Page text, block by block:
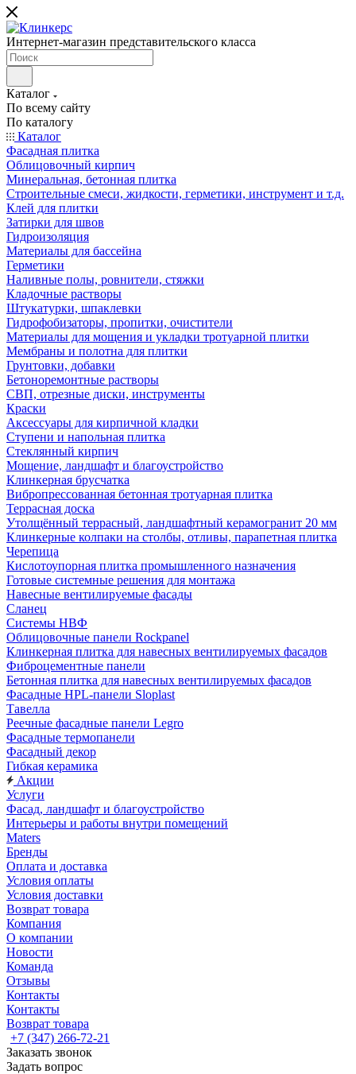
Интернет-магазин представительского класса
Каталог
По всему сайту
По каталогу
Каталог
Фасадная плитка
Облицовочный кирпич
Минеральная, бетонная плитка
Строительные смеси, жидкости, герметики, инструмент и т.д.
Клей для плитки
Затирки для швов
Гидроизоляция
Материалы для бассейна
Герметики
Наливные полы, ровнители, стяжки
Кладочные растворы
Штукатурки, шпаклевки
Гидрофобизаторы, пропитки, очистители
Материалы для мощения и укладки тротуарной плитки
Мембраны и полотна для плитки
Грунтовки, добавки
Бетоноремонтные растворы
СВП, отрезные диски, инструменты
Краски
Аксессуары для кирпичной кладки
Ступени и напольная плитка
Cтеклянный кирпич
Мощение, ландшафт и благоустройство
Клинкерная брусчатка
Вибропрессованная бетонная тротуарная плитка
Террасная доска
Утолщённый террасный, ландшафтный керамогранит 20 мм
Клинкерные колпаки на столбы, отливы, парапетная плитка
Черепица
Кислотоупорная плитка промышленного назначения
Готовые системные решения для монтажа
Навесные вентилируемые фасады
Сланец
Системы НВФ
Облицовочные панели Rockpanel
Клинкерная плитка для навесных вентилируемых фасадов
Фиброцементные панели
Бетонная плитка для навесных вентилируемых фасадов
Фасадные HPL-панели Sloplast
Тавелла
Реечные фасадные панели Legro
Фасадные термопанели
Фасадный декор
Гибкая керамика
Акции
Услуги
Фасад, ландшафт и благоустройство
Интерьеры и работы внутри помещений
Maters
Бренды
Оплата и доставка
Условия оплаты
Условия доставки
Возврат товара
Компания
О компании
Новости
Команда
Отзывы
Контакты
Контакты
Возврат товара
+7 (347) 266-72-21
Заказать звонок
Задать вопрос